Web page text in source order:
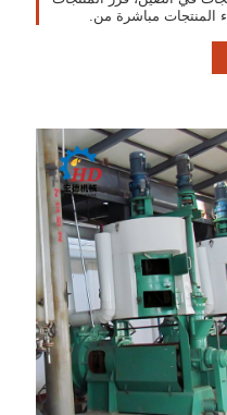
المنتجات مباشرة من.